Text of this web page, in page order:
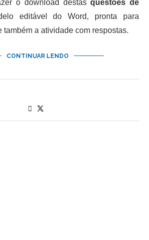
o download destasquestões de
editável do Word, pronta para
também a atividade com respostas.
CONTINUAR LENDO